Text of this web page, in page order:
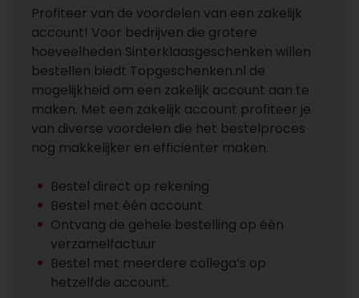
Profiteer van de voordelen van een zakelijk
account! Voor bedrijven die grotere
hoeveelheden Sinterklaasgeschenken willen
bestellen biedt Topgeschenken.nl de
mogelijkheid om een zakelijk account aan te
maken. Met een zakelijk account profiteer je
van diverse voordelen die het bestelproces
nog makkelijker en efficiënter maken.
Bestel direct op rekening
Bestel met één account
Ontvang de gehele bestelling op één
verzamelfactuur
Bestel met meerdere collega’s op
hetzelfde account.